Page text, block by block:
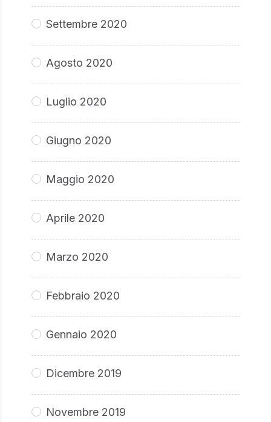
Settembre 2020
Agosto 2020
Luglio 2020
Giugno 2020
Maggio 2020
Aprile 2020
Marzo 2020
Febbraio 2020
Gennaio 2020
Dicembre 2019
Novembre 2019